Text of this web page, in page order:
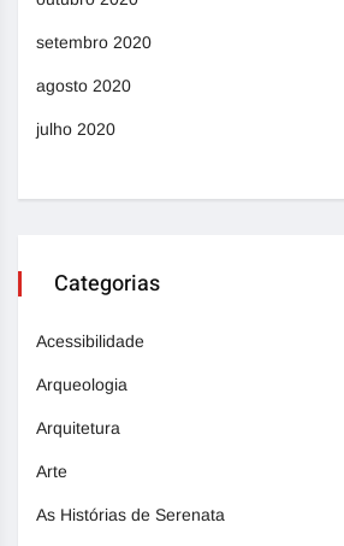
setembro 2020
agosto 2020
julho 2020
Categorias
Acessibilidade
Arqueologia
Arquitetura
Arte
As Histórias de Serenata